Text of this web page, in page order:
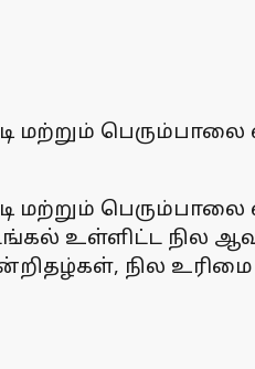
மற்றும்
மற்றும்
உள்ளிட்ட
சான்றிதழ்கள், நில